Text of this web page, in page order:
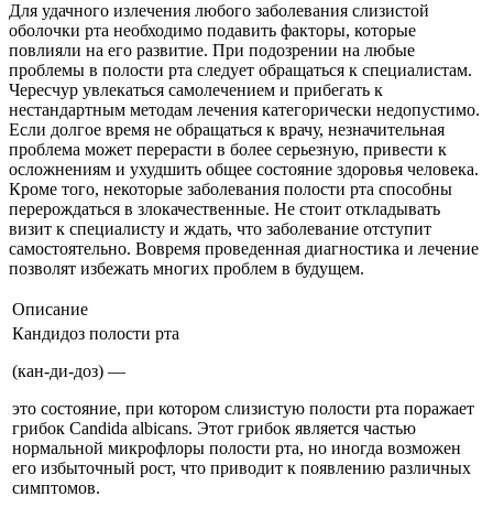
Для удачного излечения любого заболевания слизистой
оболочки рта необходимо подавить факторы, которые
повлияли на его развитие. При подозрении на любые
проблемы в полости рта следует обращаться к специалистам.
Чересчур увлекаться самолечением и прибегать к
нестандартным методам лечения категорически недопустимо.
Если долгое время не обращаться к врачу, незначительная
проблема может перерасти в более серьезную, привести к
осложнениям и ухудшить общее состояние здоровья человека.
Кроме того, некоторые заболевания полости рта способны
перерождаться в злокачественные. Не стоит откладывать
визит к специалисту и ждать, что заболевание отступит
самостоятельно. Вовремя проведенная диагностика и лечение
позволят избежать многих проблем в будущем.
Описание
Кандидоз полости рта
(кан-ди-доз) —
это состояние, при котором слизистую полости рта поражает
грибок Candida albicans. Этот грибок является частью
нормальной микрофлоры полости рта, но иногда возможен
его избыточный рост, что приводит к появлению различных
симптомов.